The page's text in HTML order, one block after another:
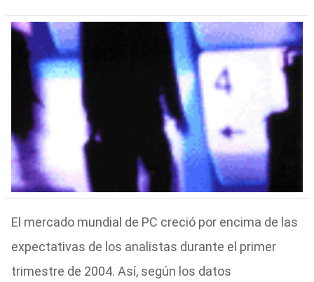
El mercado mundial de PC creció por encima de las
expectativas de los analistas durante el primer
trimestre de 2004. Así, según los datos